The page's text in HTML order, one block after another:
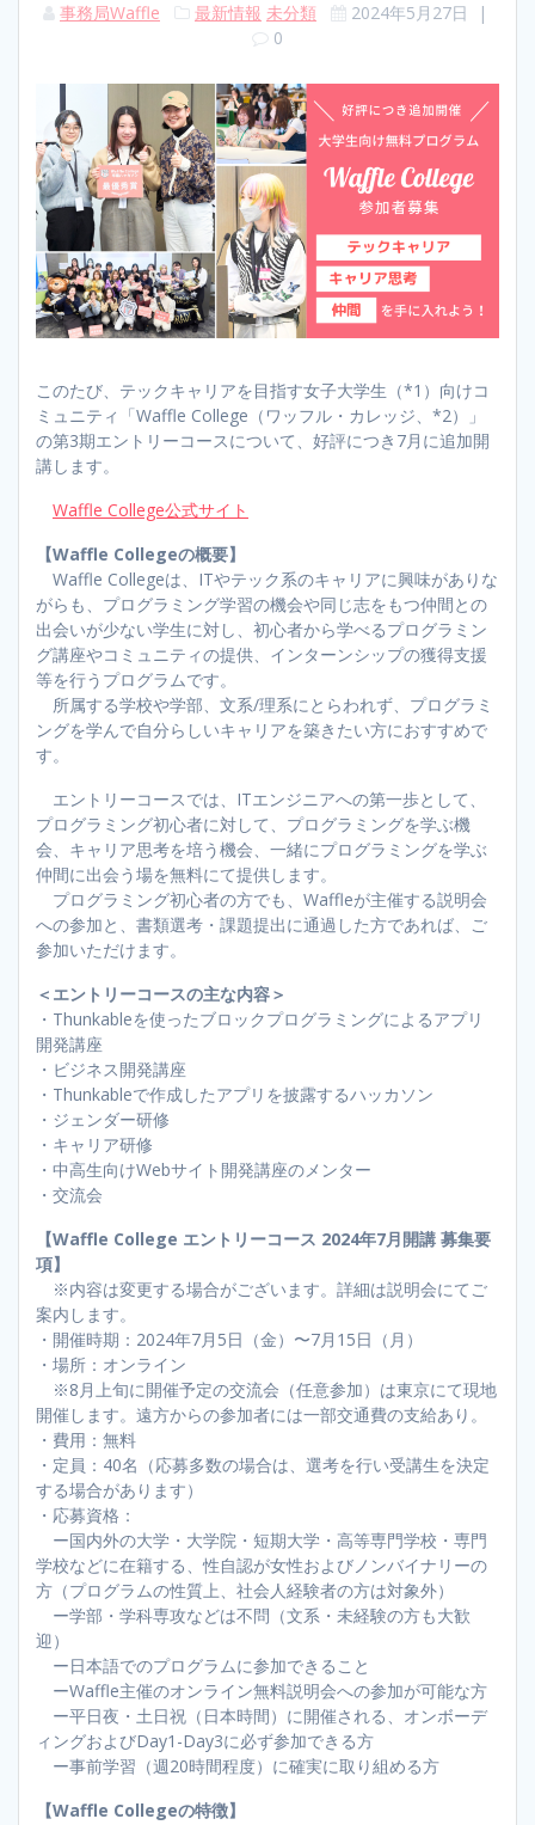
事務局Waffle 最新情報 未分類 2024年5月27日
|
0
このたび、テックキャリアを目指す女子大学生（*1）向けコ
ミュニティ「Waffle College（ワッフル・カレッジ、*2）」
の第3期エントリーコースについて、好評につき7月に追加開
講します。
Waffle College公式サイト
【Waffle Collegeの概要】
Waffle Collegeは、ITやテック系のキャリアに興味がありな
がらも、プログラミング学習の機会や同じ志をもつ仲間との
出会いが少ない学生に対し、初心者から学べるプログラミン
グ講座やコミュニティの提供、インターンシップの獲得支援
等を行うプログラムです。
所属する学校や学部、文系/理系にとらわれず、プログラミ
ングを学んで自分らしいキャリアを築きたい方におすすめで
す。
エントリーコースでは、ITエンジニアへの第一歩として、
プログラミング初心者に対して、プログラミングを学ぶ機
会、キャリア思考を培う機会、一緒にプログラミングを学ぶ
仲間に出会う場を無料にて提供します。
プログラミング初心者の方でも、Waffleが主催する説明会
への参加と、書類選考・課題提出に通過した方であれば、ご
参加いただけます。
＜エントリーコースの主な内容＞
・Thunkableを使ったブロックプログラミングによるアプリ
開発講座
・ビジネス開発講座
・Thunkableで作成したアプリを披露するハッカソン
・ジェンダー研修
・キャリア研修
・中高生向けWebサイト開発講座のメンター
・​交流会
【Waffle College エントリーコース 2024年7月開講 募集要
項】
※内容は変更する場合がございます。詳細は説明会にてご
案内します。
・開催時期：2024年7月5日（金）〜7月15日（月）​
・場所：オンライン
※8月上旬に開催予定の交流会（任意参加）は東京にて現地
開催します。遠方からの参加者には一部交通費の支給あり。
・費用：無料
・定員：40名（応募多数の場合は、選考を行い受講生を決定
する場合があります）
・応募資格：
ー国内外の大学・大学院・短期大学・高等専門学校・専門
学校などに在籍する、性自認が女性およびノンバイナリーの
方（プログラムの性質上、社会人経験者の方は対象外）
ー学部・学科専攻などは不問（文系・未経験の方も大歓
迎）
ー日本語でのプログラムに参加できること
ーWaffle主催のオンライン無料説明会への参加が可能な方
ー平日夜・土日祝（日本時間）に開催される、オンボーデ
ィングおよびDay1-Day3に必ず参加できる方
ー事前学習（週20時間程度）に確実に取り組める方
【Waffle Collegeの特徴】